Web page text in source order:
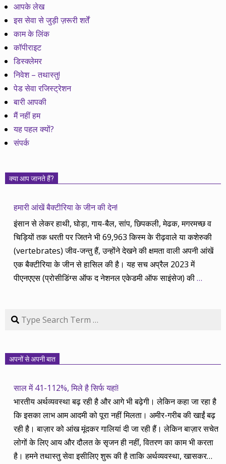
आपके लेख
इस सेवा से जुड़ी ज़रूरी शर्तें
काम के लिंक
कॉपीराइट
डिस्क्लेमर
निवेश – तथास्तु!
पेड सेवा रजिस्ट्रेशन
बारी आपकी
मैं नहीं हम
यह पहल क्यों?
संपर्क
क्या आप जानते हैं?
हमारी आंखें बैक्टीरिया के जीन की देन!
इंसान से लेकर हाथी, घोड़ा, गाय-बैल, सांप, छिपकली, मेढक, मगरमच्छ व
चिड़ियों तक धरती पर जितने भी 69,963 किस्म के रीढ़वाले या कशेरुकी
(vertebrates) जीव-जन्तु हैं, उन्होंने देखने की क्षमता वाली अपनी आंखें
एक बैक्टीरिया के जीन से हासिल की है। यह सच अप्रैल 2023 में
पीएनएएस (प्रोसीडिंग्स ऑफ द नेशनल एकेडमी ऑफ साइंसेज) की…
Search
अपनों से अपनी बात
साल में 41-112%, मिले है सिर्फ यहां!
भारतीय अर्थव्यवस्था बढ़ रही है और आगे भी बढ़ेगी। लेकिन कहा जा रहा है
कि इसका लाभ आम आदमी को पूरा नहीं मिलता। अमीर-गरीब की खाईं बढ़
रही है। बाज़ार को आंख मूंदकर गालियां दी जा रही हैं। लेकिन बाज़ार सचेत
लोगों के लिए आय और दौलत के सृजन ही नहीं, वितरण का काम भी करता
है। हमने तथास्तु सेवा इसीलिए शुरू की है ताकि अर्थव्यवस्था, खासकर